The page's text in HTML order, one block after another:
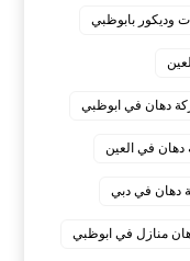
وديكور بابوظبي
دهان في ابوظبي
في العين
دهان في دبي
منازل في ابوظبي